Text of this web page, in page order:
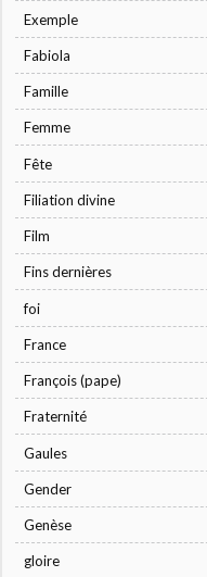
Exemple
Fabiola
Famille
Femme
Fête
Filiation divine
Film
Fins dernières
foi
France
François (pape)
Fraternité
Gaules
Gender
Genèse
gloire